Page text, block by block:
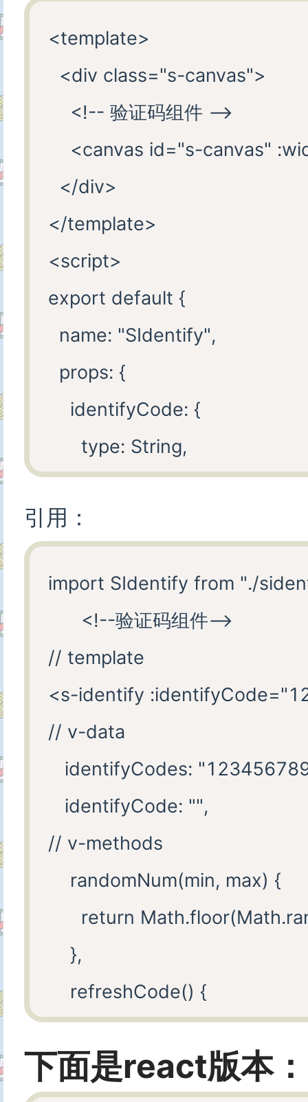
<template>
<div class="s-canvas">
<!-- 验证码组件 -->
<canvas id="s-canvas"
</div>
</template>
<script>
export default {
name: "SIdentify",
props: {
identifyCode: {
type: String,
default: "1234"
},
type: Number,
default: 16
},
fontSizeMax: {
type: Number,
default: 40
},
backgroundColorMin: {
type: Number,
default: 180
},
backgroundColorMax: {
default: 240
引用：
import SIdentify from "./
<!--验证码组件-->
// template
<s-identify
// v-data
identifyCodes:
identifyCode: "",
// v-methods
randomNum(min, max) {
return
},
refreshCode() {
this.identifyCode = "";
下面是react版本：